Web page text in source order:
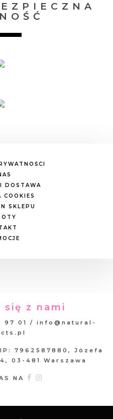
DOSTAWA
COOKIES
SKLEPU
z nami
97 01 / info@natural-
7962587880, Józefa
03-481 Warszawa
NA